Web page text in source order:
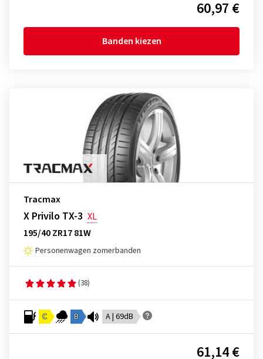
60,97 €
Banden kiezen
Tracmax
X Privilo TX-3 XL
195/40 ZR17 81W
Personenwagen zomerbanden
(38)
C B A | 69dB
61,14 €